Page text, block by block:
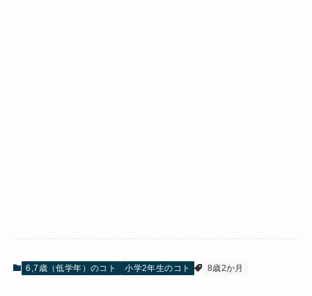
6,7歳（低学年）のコト 小学2年生のコト 8歳2か月